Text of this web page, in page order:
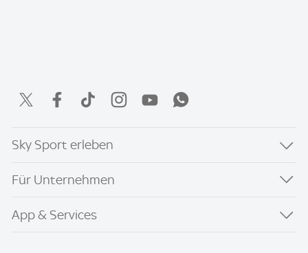
Sky Sport erleben
Für Unternehmen
App & Services